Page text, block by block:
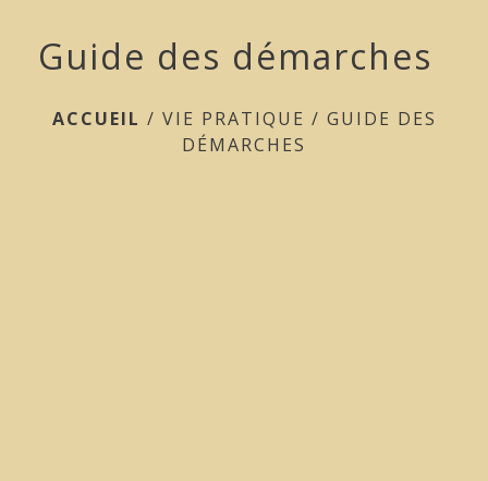
Guide des démarches
ACCUEIL / VIE PRATIQUE / GUIDE DES
DÉMARCHES